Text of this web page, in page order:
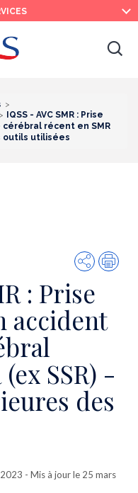
IQSS - AVC SMR : Prise
cérébral récent en SMR
outils utilisées
Partager
: Prise
accident
SSR) -
des
- Mis à jour le 25 mars